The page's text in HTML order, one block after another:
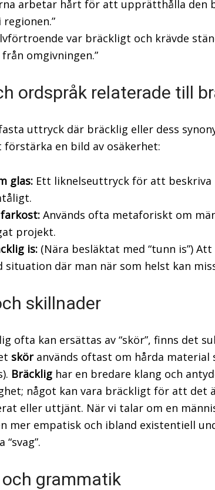
arbetar hårt för att upprätthålla den
var bräckligt och krävde
omgivningen.”
ordspråk relaterade till
uttryck där bräcklig eller dess
förstärka en bild av osäkerhet:
glas: Ett liknelseuttryck för att beskriva
Används ofta metaforiskt om
projekt.
is: (Nära besläktat med “tunn is”)
situation där man när som helst kan
skillnader
ofta kan ersättas av “skör”, finns det
sköranvänds oftast om hårda material
Bräcklig har en bredare klang och
något kan vara bräckligt för att det
eller uttjänt. När vi talar om en
mer empatisk och ibland existentiell
grammatik